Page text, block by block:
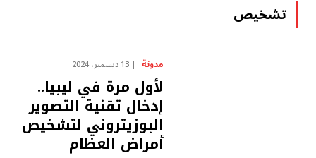
تشخيص
مدونة 13 ديسمبر، 2024
لأول مرة في ليبيا..
إدخال تقنية التصوير
البوزيتروني لتشخيص
أمراض العظام